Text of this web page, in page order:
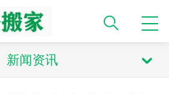
新闻资讯